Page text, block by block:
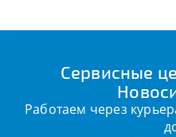
Сервисные
Работаем через